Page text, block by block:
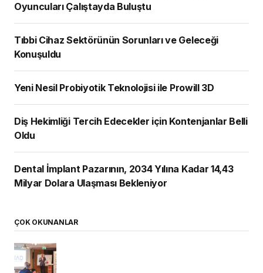
Oyuncuları Çalıştayda Buluştu
Tıbbi Cihaz Sektörünün Sorunları ve Geleceği
Konuşuldu
Yeni Nesil Probiyotik Teknolojisi ile Prowill 3D
Diş Hekimliği Tercih Edecekler için Kontenjanlar Belli
Oldu
Dental İmplant Pazarının, 2034 Yılına Kadar 14,43
Milyar Dolara Ulaşması Bekleniyor
ÇOK OKUNANLAR